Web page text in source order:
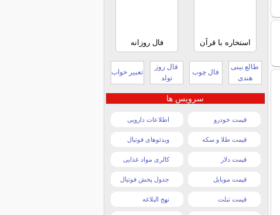
استخاره با قرآن فال روزانه
طالع بینی
هندی
فال چوب
فال روز
تولد
تعبیر خواب
سرویس ها
قیمت خودرو اطلاعات دارویی
قیمت طلا و سکه ویدئوهای فوتبال
قیمت دلار کالری مواد غذایی
قیمت موبایل جدول پخش فوتبال
قیمت تبلت نهج البلاغه